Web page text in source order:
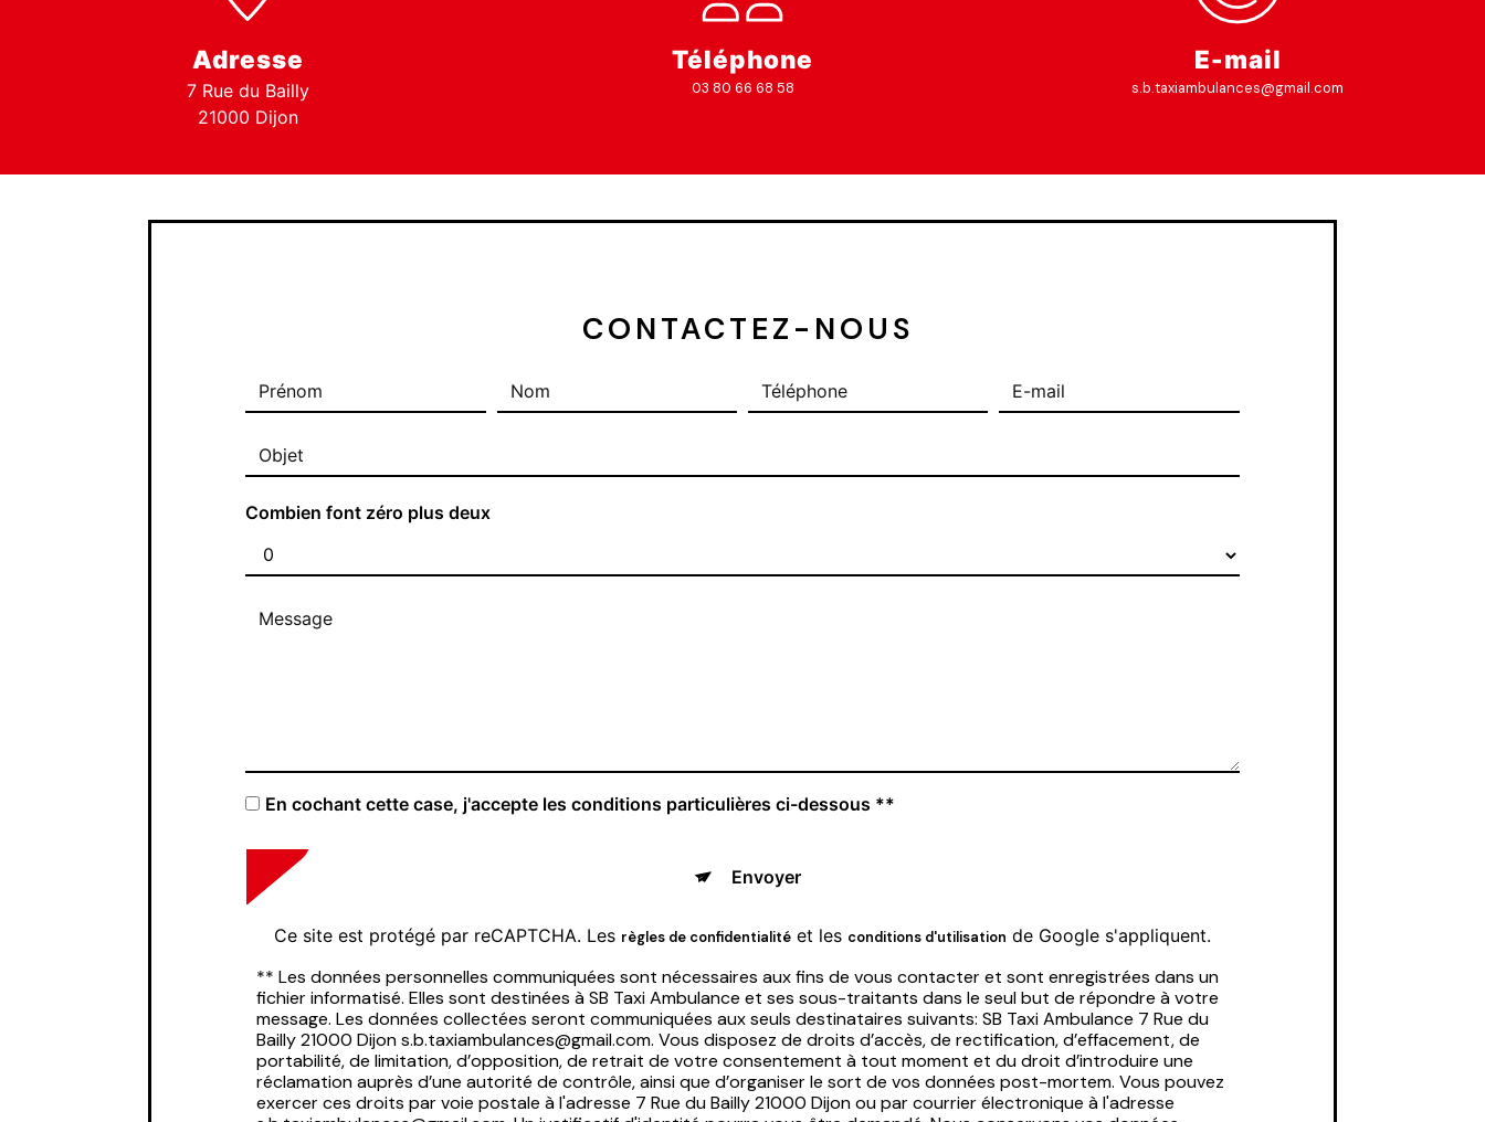
Adresse
7 Rue du Bailly
21000 Dijon
Téléphone
03 80 66 68 58
E-mail
s.b.taxiambulances@gmail.com
CONTACTEZ-NOUS
Combien font zéro plus deux
En cochant cette case, j'accepte les conditions particulières ci-dessous **
Envoyer
Ce site est protégé par reCAPTCHA. Les règles de confidentialité et les conditions d'utilisation de Google s'appliquent.
** Les données personnelles communiquées sont nécessaires aux fins de vous contacter et sont enregistrées dans un
fichier informatisé. Elles sont destinées à SB Taxi Ambulance et ses sous-traitants dans le seul but de répondre à votre
message. Les données collectées seront communiquées aux seuls destinataires suivants: SB Taxi Ambulance 7 Rue du
Bailly 21000 Dijon s.b.taxiambulances@gmail.com. Vous disposez de droits d’accès, de rectification, d’effacement, de
portabilité, de limitation, d’opposition, de retrait de votre consentement à tout moment et du droit d’introduire une
réclamation auprès d’une autorité de contrôle, ainsi que d’organiser le sort de vos données post-mortem. Vous pouvez
exercer ces droits par voie postale à l'adresse 7 Rue du Bailly 21000 Dijon ou par courrier électronique à l'adresse